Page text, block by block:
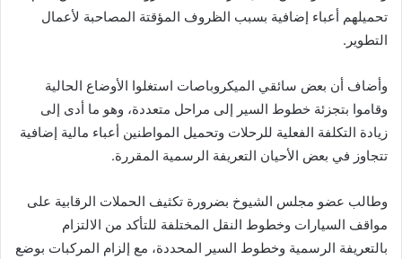
تحميلهم أعباء إضافية بسبب الظروف المؤقتة المصاحبة لأعمال
التطوير.
وأضاف أن بعض سائقي الميكروباصات استغلوا الأوضاع الحالية
وقاموا بتجزئة خطوط السير إلى مراحل متعددة، وهو ما أدى إلى
زيادة التكلفة الفعلية للرحلات وتحميل المواطنين أعباء مالية إضافية
تتجاوز في بعض الأحيان التعريفة الرسمية المقررة.
وطالب عضو مجلس الشيوخ بضرورة تكثيف الحملات الرقابية على
مواقف السيارات وخطوط النقل المختلفة للتأكد من الالتزام
بالتعريفة الرسمية وخطوط السير المحددة، مع إلزام المركبات بوضع